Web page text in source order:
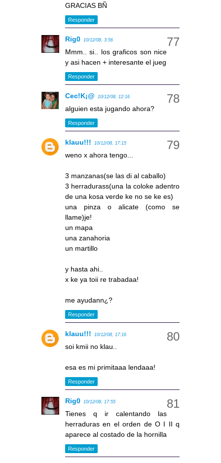
GRACIAS BÑ
Responder
Rig0 10/12/08, 3:56
Mmm.. si.. los graficos son nice
y asi hacen + interesante el jueg
Responder
Cec!K¡@ 10/12/08, 12:16
alguien esta jugando ahora?
Responder
klauu!!! 10/12/08, 17:15
weno x ahora tengo...
3 manzanas(se las di al caballo)
3 herradurass(una la coloke adentro
de una kosa verde ke no se ke es)
una pinza o alicate (como se
llame)je!
un mapa
una zanahoria
un martillo
y hasta ahi..
x ke ya toii re trabadaa!
me ayudann¿?
Responder
klauu!!! 10/12/08, 17:16
soi kmii no klau..
esa es mi primitaaa lendaaa!
Responder
Rig0 10/12/08, 17:55
Tienes q ir calentando las
herraduras en el orden de O I II q
aparece al costado de la hornilla
Responder